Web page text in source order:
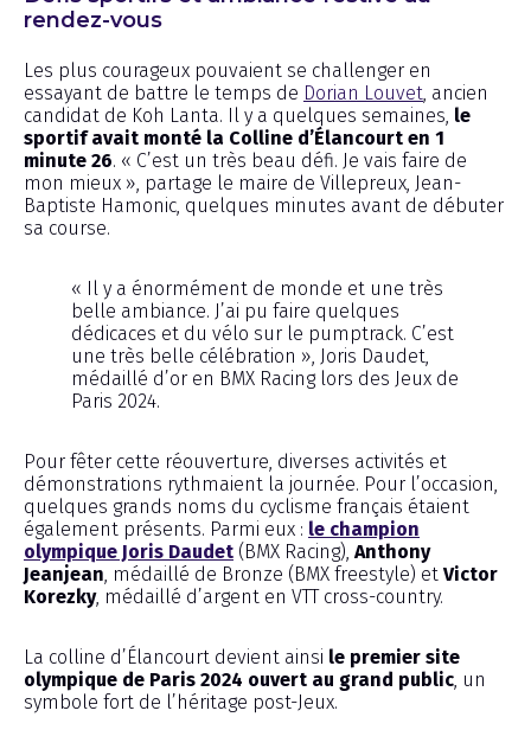
rendez-vous
Les plus courageux pouvaient se challenger en
essayant de battre le temps de Dorian Louvet , ancien
candidat de Koh Lanta. Il y a quelques semaines, le
sportif avait monté la Colline d’Élancourt en 1
minute 26. « C’est un très beau défi. Je vais faire de
mon mieux », partage le maire de Villepreux, Jean-
Baptiste Hamonic, quelques minutes avant de débuter
sa course.
« Il y a énormément de monde et une très
belle ambiance. J’ai pu faire quelques
dédicaces et du vélo sur le pumptrack. C’est
une très belle célébration », Joris Daudet,
médaillé d’or en BMX Racing lors des Jeux de
Paris 2024.
Pour fêter cette réouverture, diverses activités et
démonstrations rythmaient la journée. Pour l’occasion,
quelques grands noms du cyclisme français étaient
également présents. Parmi eux : le champion
olympique Joris Daudet (BMX Racing), Anthony
Jeanjean , médaillé de Bronze (BMX freestyle) et Victor
Korezky, médaillé d’argent en VTT cross-country.
La colline d’Élancourt devient ainsi le premier site
olympique de Paris 2024 ouvert au grand public , un
symbole fort de l’héritage post-Jeux.